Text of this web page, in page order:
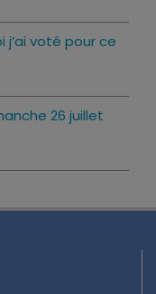
j’ai voté pour ce
26 juillet